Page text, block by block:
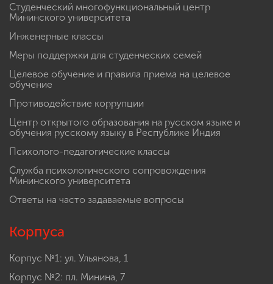
Студенческий многофункциональный центр
Мининского университета
Инженерные классы
Меры поддержки для студенческих семей
Целевое обучение и правила приема на целевое
обучение
Противодействие коррупции
Центр открытого образования на русском языке и
обучения русскому языку в Республике Индия
Психолого-педагогические классы
Служба психологического сопровождения
Мининского университета
Ответы на часто задаваемые вопросы
Корпуса
Корпус №1: ул. Ульянова, 1
Корпус №2: пл. Минина, 7